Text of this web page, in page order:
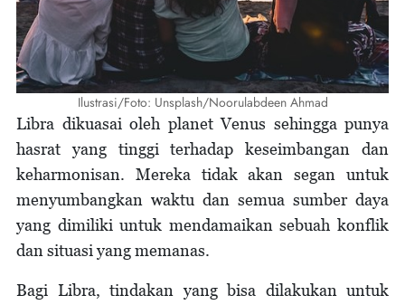
Ilustrasi/Foto: Unsplash/Noorulabdeen Ahmad
Libra dikuasai oleh planet Venus sehingga punya
hasrat yang tinggi terhadap keseimbangan dan
keharmonisan. Mereka tidak akan segan untuk
menyumbangkan waktu dan semua sumber daya
yang dimiliki untuk mendamaikan sebuah konflik
dan situasi yang memanas.
Bagi Libra, tindakan yang bisa dilakukan untuk